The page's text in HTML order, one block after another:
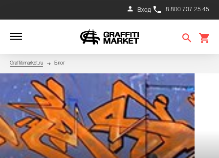
8 800 707 25 45
Вход
Graffitimarket.ru Блог